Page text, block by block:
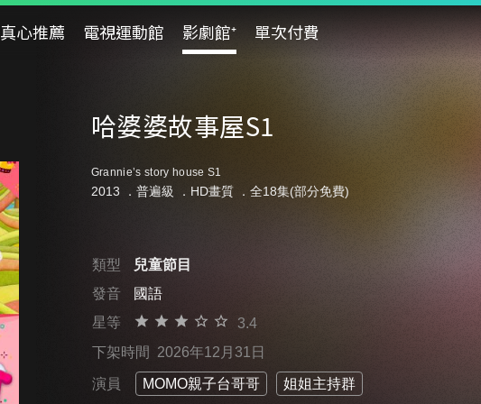
真心推薦 電視運動館 影劇館⁺ 單次付費
哈婆婆故事屋S1
Grannie’s story house S1
2013 ． 普遍級 ．HD畫質 ．全18集(部分免費)
類型
兒童節目
發音
國語
星等
3.4
下架時間 2026年12月31日
演員 MOMO親子台哥哥 姐姐主持群